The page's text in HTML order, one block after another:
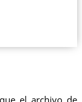
el archivo de